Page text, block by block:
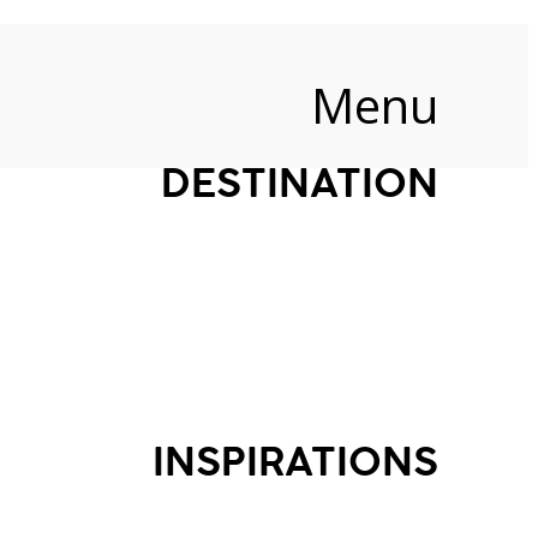
Menu
DESTINATION
INSPIRATIONS